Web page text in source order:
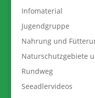
Infomaterial
Jugendgruppe
Nahrung und
Naturschutzgebiete
Rundweg
Seeadlervideos